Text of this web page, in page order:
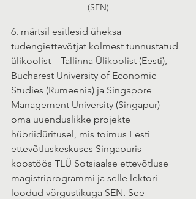
(SEN)
6. märtsil esitlesid üheksa
tudengiettevõtjat kolmest tunnustatud
ülikoolist—Tallinna Ülikoolist (Eesti),
Bucharest University of Economic
Studies (Rumeenia) ja Singapore
Management University (Singapur)—
oma uuenduslikke projekte
hübriidüritusel, mis toimus Eesti
ettevõtluskeskuses Singapuris
koostöös TLÜ Sotsiaalse ettevõtluse
magistriprogrammi ja selle lektori
loodud võrgustikuga SEN. See